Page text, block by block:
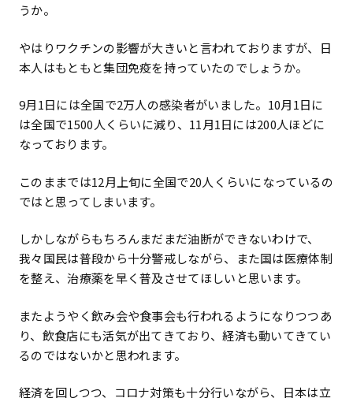
うか。
やはりワクチンの影響が大きいと言われておりますが、日
本人はもともと集団免疫を持っていたのでしょうか。
9月1日には全国で2万人の感染者がいました。10月1日に
は全国で1500人くらいに減り、11月1日には200人ほどに
なっております。
このままでは12月上旬に全国で20人くらいになっているの
ではと思ってしまいます。
しかしながらもちろんまだまだ油断ができないわけで、
我々国民は普段から十分警戒しながら、また国は医療体制
を整え、治療薬を早く普及させてほしいと思います。
またようやく飲み会や食事会も行われるようになりつつあ
り、飲食店にも活気が出てきており、経済も動いてきてい
るのではないかと思われます。
経済を回しつつ、コロナ対策も十分行いながら、日本は立